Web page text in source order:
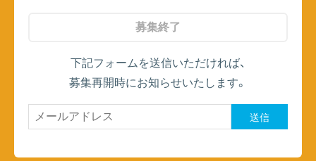
募集終了
下記フォームを送信いただければ、
募集再開時にお知らせいたします。
送信